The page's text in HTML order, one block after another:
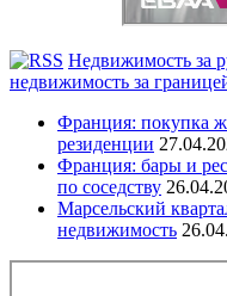
Недвижимость за
недвижимость за
Франция: покупка
резиденции
Франция: бары и
по соседству
Марсельский
недвижимость